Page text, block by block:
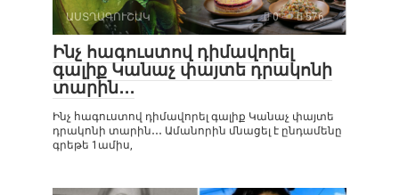
ԱՍՏՂԱԳՈՒՇԱԿ 0 576
Ինչ հագուստով դիմավորել
գալիք Կանաչ փայտե դրակոնի
տարին․․․
Ինչ հագուստով դիմավորել գալիք Կանաչ փայտե
դրակոնի տարին․․․ Ամանորին մնացել է ընդամենը
գրեթե 1ամիս,